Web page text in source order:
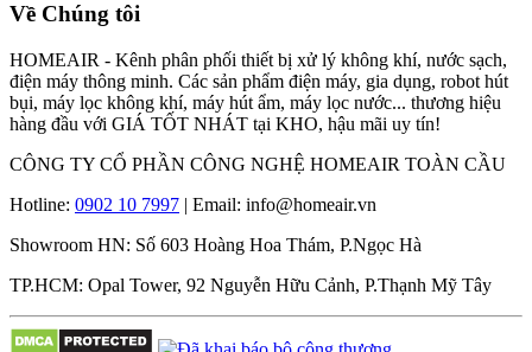
Về Chúng tôi
HOMEAIR - Kênh phân phối thiết bị xử lý không khí, nước sạch,
điện máy thông minh. Các sản phẩm điện máy, gia dụng, robot hút
bụi, máy lọc không khí, máy hút ẩm, máy lọc nước... thương hiệu
hàng đầu với GIÁ TỐT NHÁT tại KHO, hậu mãi uy tín!
CÔNG TY CỔ PHẦN CÔNG NGHỆ HOMEAIR TOÀN CẦU
Hotline: 0902 10 7997 | Email: info@homeair.vn
Showroom HN: Số 603 Hoàng Hoa Thám, P.Ngọc Hà
TP.HCM: Opal Tower, 92 Nguyễn Hữu Cảnh, P.Thạnh Mỹ Tây